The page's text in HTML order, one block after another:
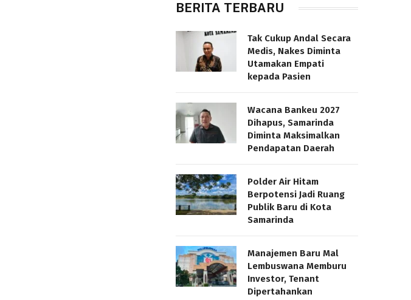
BERITA TERBARU
Tak Cukup Andal Secara
Medis, Nakes Diminta
Utamakan Empati
kepada Pasien
Wacana Bankeu 2027
Dihapus, Samarinda
Diminta Maksimalkan
Pendapatan Daerah
Polder Air Hitam
Berpotensi Jadi Ruang
Publik Baru di Kota
Samarinda
Manajemen Baru Mal
Lembuswana Memburu
Investor, Tenant
Dipertahankan